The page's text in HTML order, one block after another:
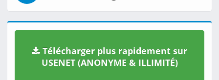
Télécharger plus rapidement sur
USENET (ANONYME & ILLIMITÉ)